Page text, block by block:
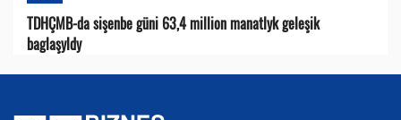
TDHÇMB-da sişenbe güni 63,4 million manatlyk geleşik
baglaşyldy